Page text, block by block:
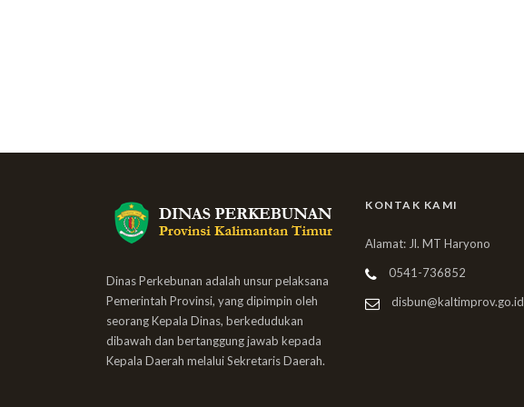
Dinas Perkebunan adalah unsur pelaksana
Pemerintah Provinsi, yang dipimpin oleh
seorang Kepala Dinas, berkedudukan
dibawah dan bertanggung jawab kepada
Kepala Daerah melalui Sekretaris Daerah.
KONTAK KAMI
Alamat: Jl. MT Haryono
0541-736852
disbun@kaltimprov.go.id